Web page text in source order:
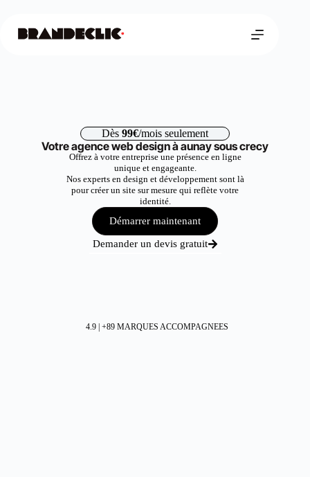
Dès 99€/mois seulement
Votre agence web design à aunay sous crecy
Offrez à votre entreprise une présence en ligne
unique et engageante.
Nos experts en design et développement sont là
pour créer un site sur mesure qui reflète votre
identité.
Démarrer maintenant
Demander un devis gratuit
4.9 | +89 MARQUES ACCOMPAGNEES